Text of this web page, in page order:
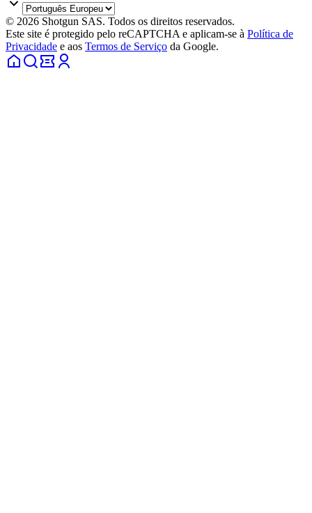
© 2026 Shotgun SAS. Todos os direitos reservados.
Este site é protegido pelo reCAPTCHA e aplicam-se à Política de
Privacidade e aos Termos de Serviço da Google.